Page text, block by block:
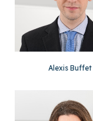
Alexis Buffet